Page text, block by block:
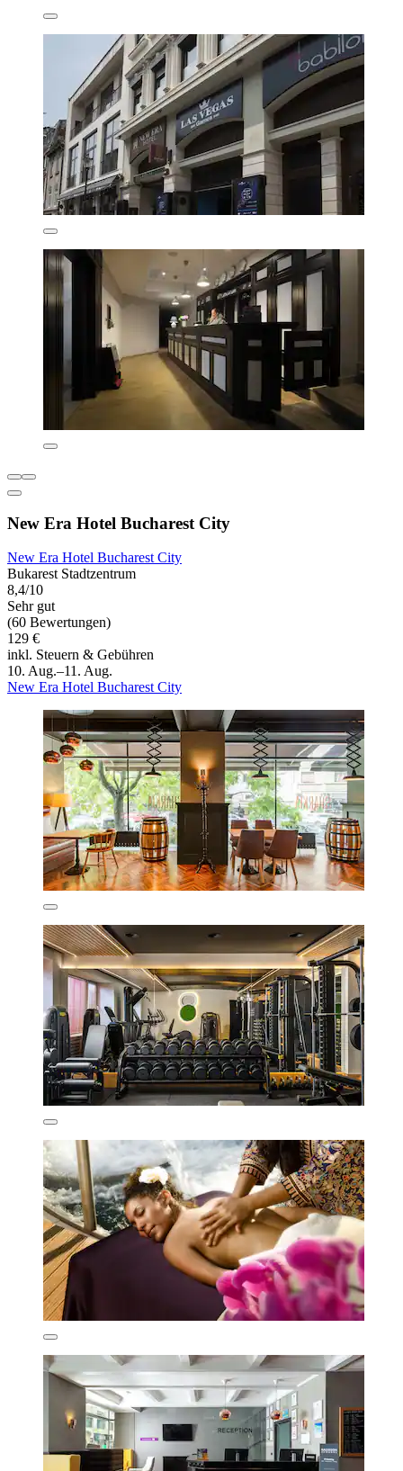
New Era Hotel Bucharest City
New Era Hotel Bucharest City
Bukarest Stadtzentrum
8,4/10
Sehr gut
(60 Bewertungen)
129 €
inkl. Steuern & Gebühren
10. Aug.–11. Aug.
New Era Hotel Bucharest City